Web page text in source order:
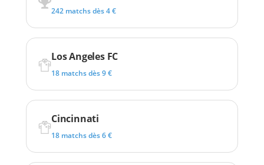
242 matchs dès 4 €
Los Angeles FC
18 matchs dès 9 €
Cincinnati
18 matchs dès 6 €